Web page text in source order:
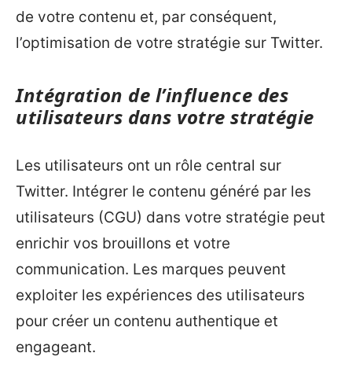
de votre contenu et, par conséquent,
l’optimisation de votre stratégie sur Twitter.
Intégration de l’influence des
utilisateurs dans votre stratégie
Les utilisateurs ont un rôle central sur
Twitter. Intégrer le contenu généré par les
utilisateurs (CGU) dans votre stratégie peut
enrichir vos brouillons et votre
communication. Les marques peuvent
exploiter les expériences des utilisateurs
pour créer un contenu authentique et
engageant.